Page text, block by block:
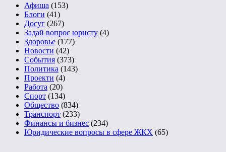
Афиша (153)
Блоги (41)
Досуг (267)
Задай вопрос юристу (4)
Здоровье (177)
Новости (42)
События (373)
Политика (143)
Проекти (4)
Работа (20)
Спорт (134)
Общество (834)
Транспорт (233)
Финансы и бизнес (234)
Юридические вопросы в сфере ЖКХ (65)